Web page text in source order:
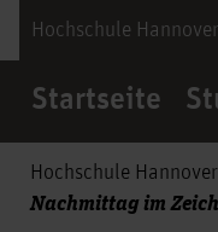
Hochschule Hannover
Startseite
Hochschule Hannover
Nachmittag im